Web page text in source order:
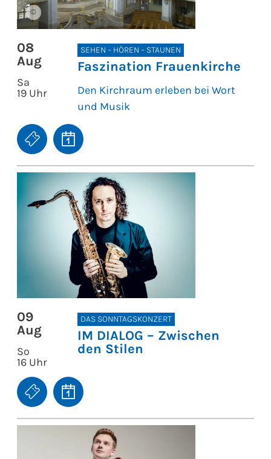
©
08
Aug
Sa
19 Uhr
SEHEN – HÖREN – STAUNEN
Faszination Frauenkirche
Den Kirchraum erleben bei Wort
und Musik
09
Aug
So
16 Uhr
DAS SONNTAGSKONZERT
IM DIALOG – Zwischen
den Stilen